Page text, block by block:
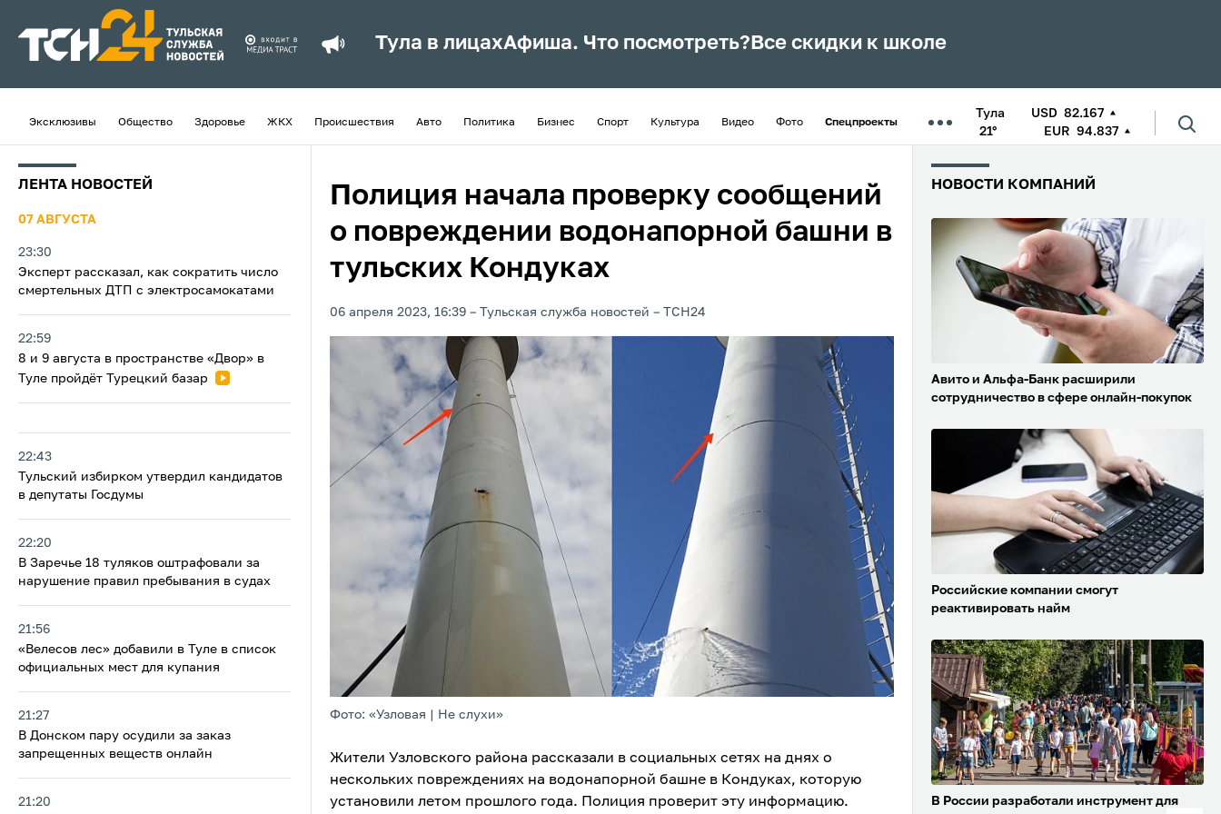
Тула в лицахАфиша. Что посмотреть? Все скидки к школе
Эксклюзивы Общество Здоровье ЖКХ Происшествия Авто Политика Бизнес Спорт Культура Видео Фото Спецпроекты
Тула
21°
USD 82.167
EUR 94.837
ЛЕНТА НОВОСТЕЙ
07 АВГУСТА
23:30
Эксперт рассказал, как сократить число
смертельных ДТП с электросамокатами
22:59
8 и 9 августа в пространстве «Двор» в
Туле пройдёт Турецкий базар
22:43
Тульский избирком утвердил кандидатов
в депутаты Госдумы
22:20
В Заречье 18 туляков оштрафовали за
нарушение правил пребывания в судах
21:56
«Велесов лес» добавили в Туле в список
официальных мест для купания
21:27
В Донском пару осудили за заказ
запрещенных веществ онлайн
21:20
Полиция начала проверку сообщений
о повреждении водонапорной башни в
тульских Кондуках
06 апреля 2023, 16:39 Тульская служба новостей ТСН24
Фото: «Узловая | Не слухи»
Жители Узловского района рассказали в социальных сетях на днях о
нескольких повреждениях на водонапорной башне в Кондуках, которую
установили летом прошлого года. Полиция проверит эту информацию.
НОВОСТИ КОМПАНИЙ
Авито и Альфа-Банк расширили
сотрудничество в сфере онлайн-покупок
Российские компании смогут
реактивировать найм
В России разработали инструмент для